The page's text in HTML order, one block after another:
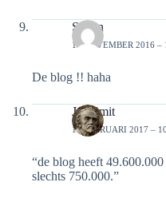
Stefan
14 NOVEMBER 2016 –
De blog !! haha
Jan Smit
18 FEBRUARI 2017 –
“de blog heeft
slechts 750.000.”